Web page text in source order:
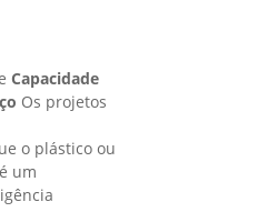
Capacidade
Os projetos
o plástico ou
é um